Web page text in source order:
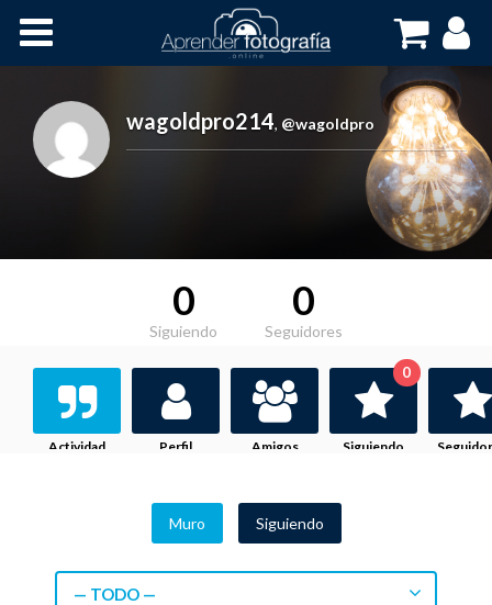
Cursos OnLine
wagoldpro214, @wagoldpro
0
Siguiendo
0
Seguidores
Actividad Perfil Amigos Siguiendo
0
Muro Siguiendo
— TODO —